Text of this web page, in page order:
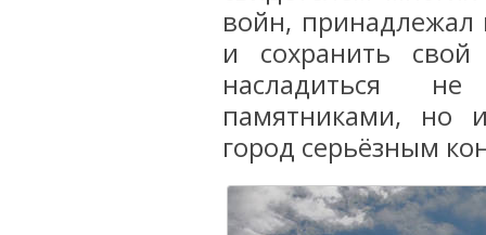
войн,
и сохранить
насладиться
памятниками, но
город серьёзным